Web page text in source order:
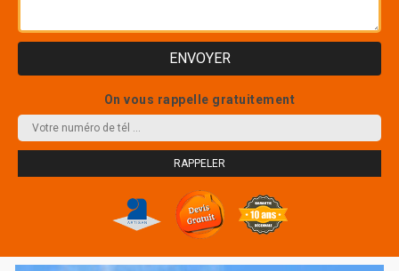
On vous rappelle gratuitement